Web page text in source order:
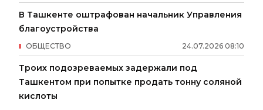
В Ташкенте оштрафован начальник Управления
благоустройства
24.07.2026 08:10
ОБЩЕСТВО
Троих подозреваемых задержали под
Ташкентом при попытке продать тонну соляной
кислоты